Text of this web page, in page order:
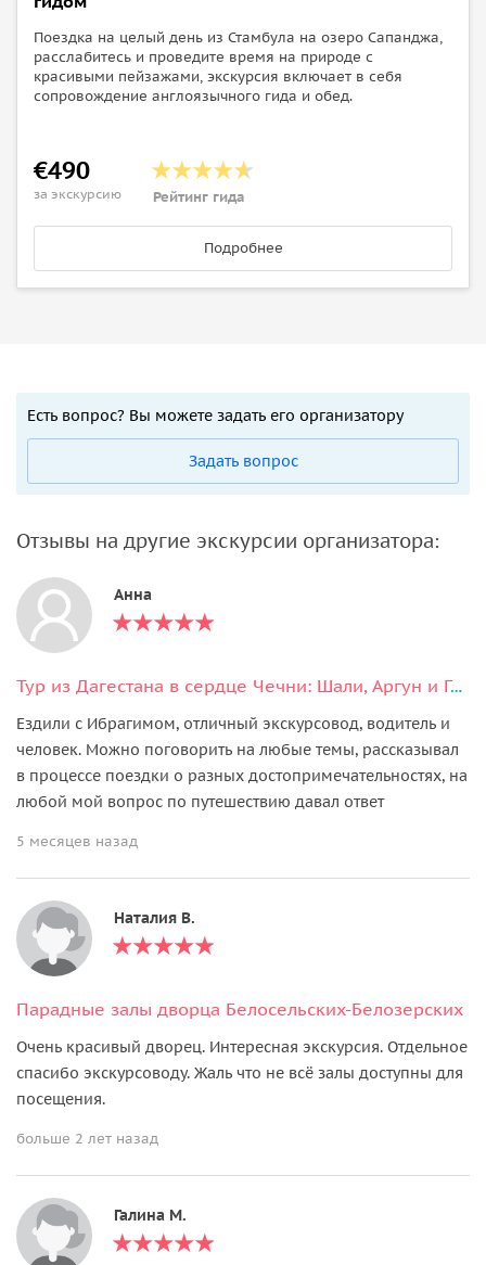
Поездка на целый день из Стамбула на озеро Сапанджа,
расслабитесь и проведите время на природе с
красивыми пейзажами, экскурсия включает в себя
сопровождение англоязычного гида и обед.
€490
за экскурсию Рейтинг гида
Подробнее
Есть вопрос? Вы можете задать его организатору
Задать вопрос
Отзывы на другие экскурсии организатора:
Анна
Тур из Дагестана в сердце Чечни: Шали, Аргун и Грозный
Ездили с Ибрагимом, отличный экскурсовод, водитель и
человек. Можно поговорить на любые темы, рассказывал
в процессе поездки о разных достопримечательностях, на
любой мой вопрос по путешествию давал ответ
5 месяцев назад
Наталия В.
Парадные залы дворца Белосельских-Белозерских
Очень красивый дворец. Интересная экскурсия. Отдельное
спасибо экскурсоводу. Жаль что не всё залы доступны для
посещения.
больше 2 лет назад
Галина М.